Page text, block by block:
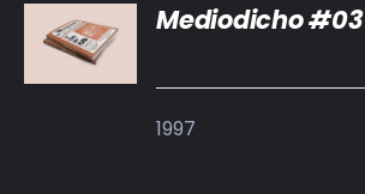
DETALLES
Mediodicho #03
1997